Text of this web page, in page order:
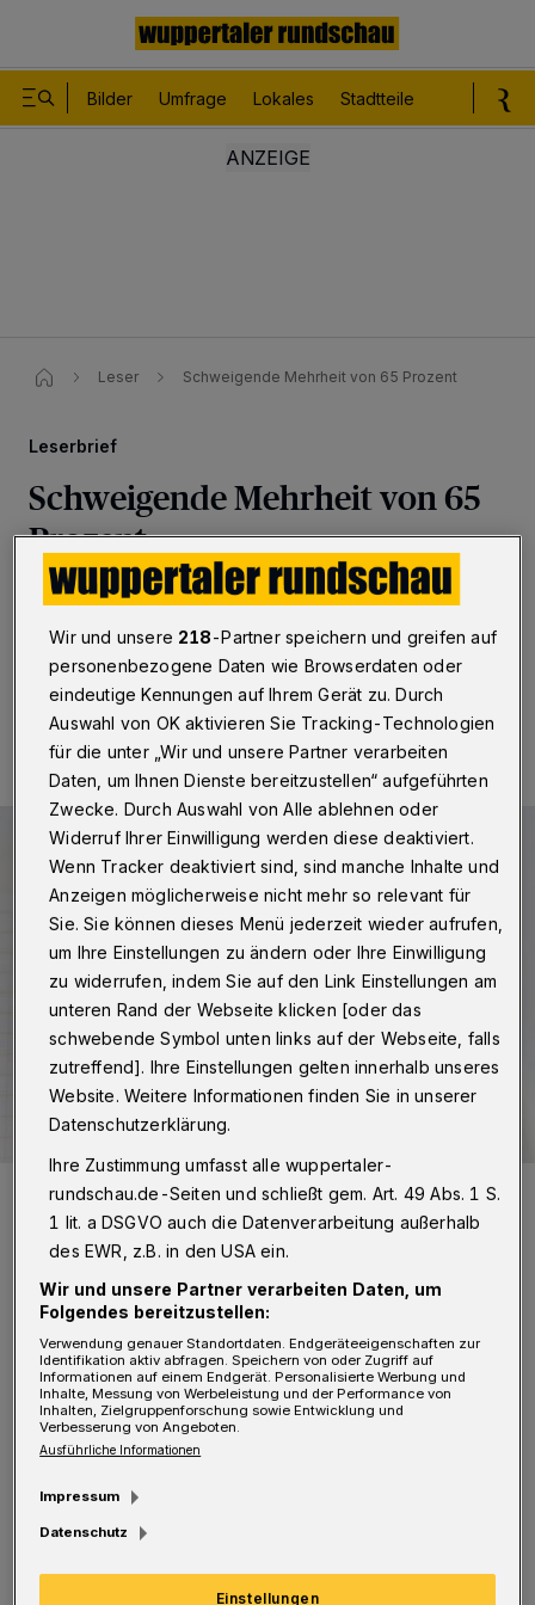
Bilder Umfrage Lokales Stadtteile
Leser Schweigende Mehrheit von 65 Prozent
Leserbrief
Schweigende Mehrheit von 65
Prozent
Betr.: BUGA-Entscheidung
03.06.2022 , 07:05 Uhr Eine Minute Lesezeit
Leserbrief an die Wuppertaler Rundschau:
redaktion@wuppertaler-
rundschau.de
Foto: Rundschau
D ass sich nur die Hälfte der
Wahlbeteiligten für die BUGA
ausgesprochen hat, sollte den politisch
Verantwortlichen im Tal sehr zu denken
geben. Von der schweigenden Mehrheit von 65
Wir und unsere 218-Partner speichern und greifen auf
personenbezogene Daten wie Browserdaten oder
eindeutige Kennungen auf Ihrem Gerät zu. Durch
Auswahl von OK aktivieren Sie Tracking-Technologien
für die unter „Wir und unsere Partner verarbeiten
Daten, um Ihnen Dienste bereitzustellen“ aufgeführten
Zwecke. Durch Auswahl von Alle ablehnen oder
Widerruf Ihrer Einwilligung werden diese deaktiviert.
Wenn Tracker deaktiviert sind, sind manche Inhalte und
Anzeigen möglicherweise nicht mehr so relevant für
Sie. Sie können dieses Menü jederzeit wieder aufrufen,
um Ihre Einstellungen zu ändern oder Ihre Einwilligung
zu widerrufen, indem Sie auf den Link Einstellungen am
unteren Rand der Webseite klicken [oder das
schwebende Symbol unten links auf der Webseite, falls
zutreffend]. Ihre Einstellungen gelten innerhalb unseres
Website. Weitere Informationen finden Sie in unserer
Datenschutzerklärung.
Ihre Zustimmung umfasst alle wuppertaler-
rundschau.de-Seiten und schließt gem. Art. 49 Abs. 1 S.
1 lit. a DSGVO auch die Datenverarbeitung außerhalb
des EWR, z.B. in den USA ein.
Wir und unsere Partner verarbeiten Daten, um
Folgendes bereitzustellen:
Verwendung genauer Standortdaten. Endgeräteeigenschaften zur
Identifikation aktiv abfragen. Speichern von oder Zugriff auf
Informationen auf einem Endgerät. Personalisierte Werbung und
Inhalte, Messung von Werbeleistung und der Performance von
Inhalten, Zielgruppenforschung sowie Entwicklung und
Verbesserung von Angeboten.
Ausführliche Informationen
Impressum
Datenschutz
Einstellungen